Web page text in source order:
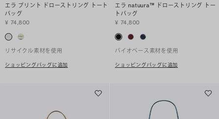
エラ プリント ドローストリング トート
バッグ
¥ 74,800
リサイクル素材を使用
ショッピングバッグに追加
エラ natuura™ ドローストリング トー
トバッグ
¥ 74,800
バイオベース素材を使用
ショッピングバッグに追加